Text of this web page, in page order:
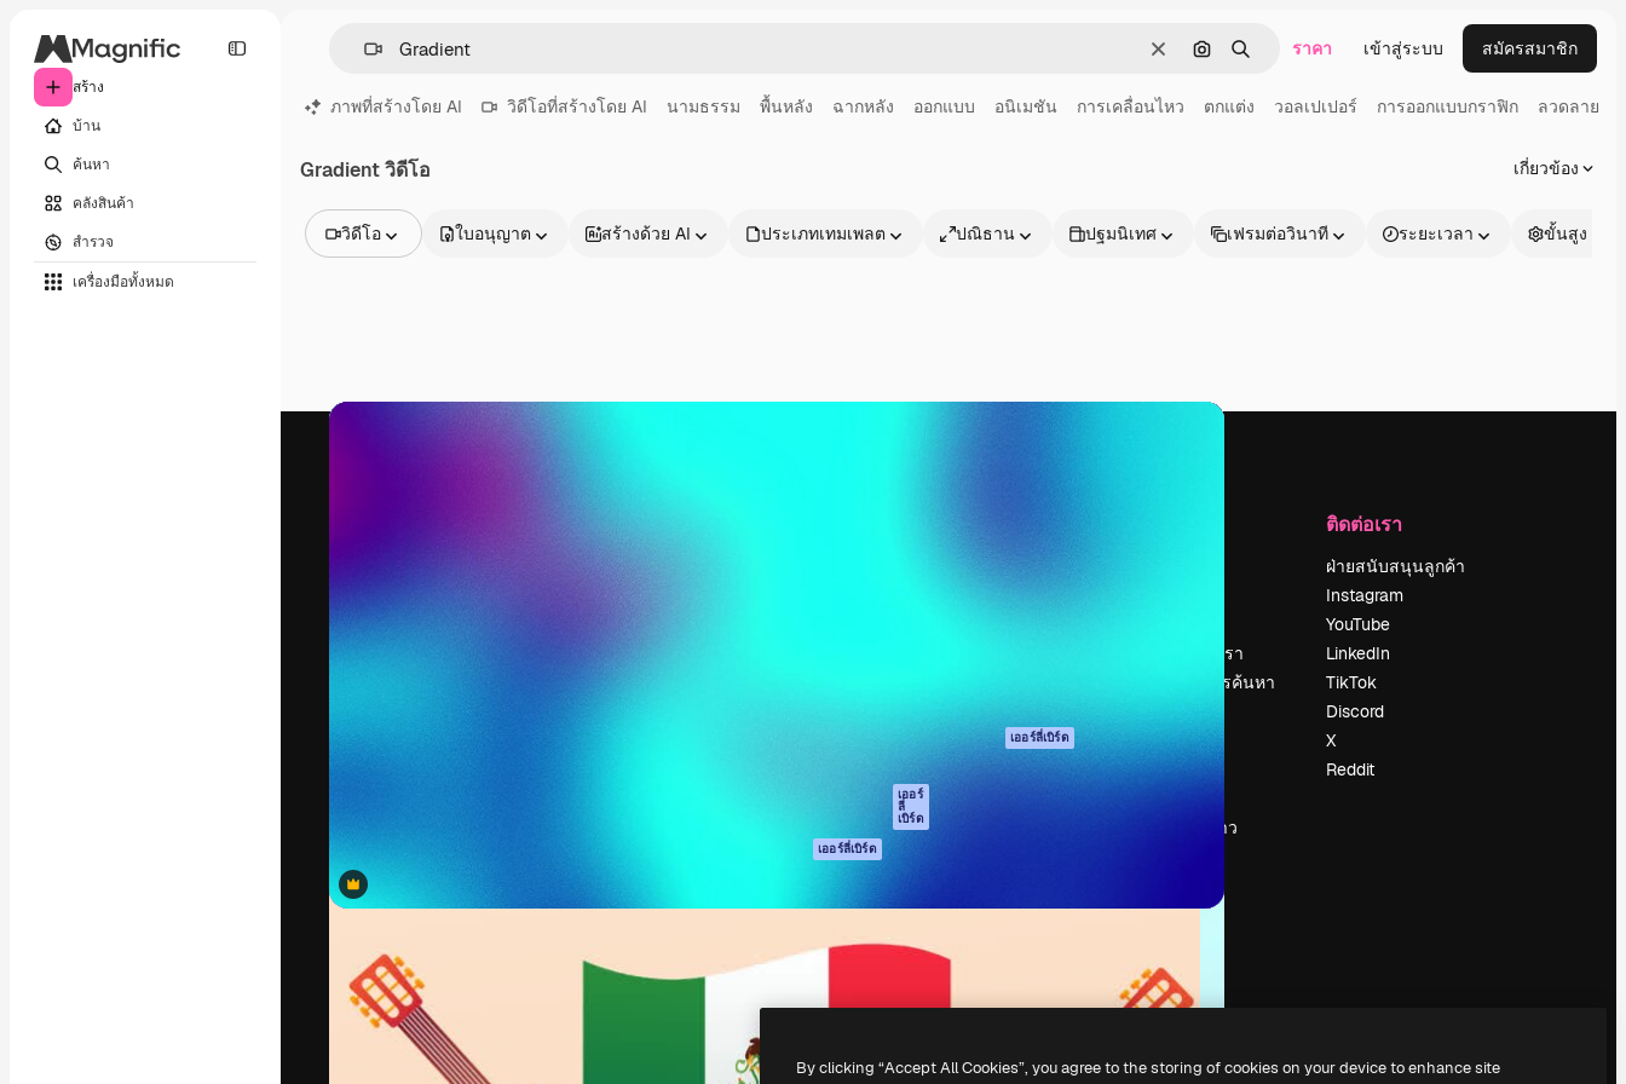
สร้าง
บ้าน
ค้นหา
คลังสินค้า
สำรวจ
เครื่องมือทั้งหมด
ชัดเจนค้นหาตามรูปภาพ
ค้นหา ราคา เข้าสู่ระบบ สมัครสมาชิก
ภาพที่สร้างโดย AI วิดีโอที่สร้างโดย AI นามธรรม พื้นหลัง ฉากหลัง ออกแบบ อนิเมชัน การเคลื่อนไหว ตกแต่ง วอลเปเปอร์ การออกแบบกราฟิก ลวดลาย
Gradient วิดีโอ เกี่ยวข้อง
วิดีโอ
วิดีโอ
ใบอนุญาต สร้างด้วย AI ประเภทเทมเพลต ปณิธาน ปฐมนิเทศ เฟรมต่อวินาที ระยะเวลา ขั้นสูง
Premium
Premium
Premium
Premium
Premium
Premium
Premium
Premium
Premium
Premium
Premium
Premium
Premium
Premium
Premium
Premium
Premium
Premium
Premium
Premium
Premium
Premium
Premium
Premium
Premium
Premium
Premium
Premium
Premium
Premium
Premium
Premium
Premium
Premium
Premium
Premium
Premium
Premium
Premium
Premium
Premium
Premium
Premium
Premium
Premium
Premium
Premium
Premium
Premium
Premium
Premium
Premium
Premium
Premium
Premium
Premium
Premium
Premium
Premium
Premium
แพลตฟอร์มสร้างสรรค์เพื่อผลักดันผลงานที่ดี
ที่สุดของคุณ ผู้ใช้งานกว่า 1 ล้านราย
ครอบคลุมทั้งครีเอทีฟ, บริษัท, เอเจนซี และสตูดิ
เออร์
ลี่
เบิร์ด
เออร์ลี่เบิร์ด
แอปมือถือ
ทั้งหมด
Academy
ต้นฉบับ เออร์ลี่เบิร์ด
นโยบายคุกกี้
ร่วมงานกับเรา
แนวโน้มการค้นหา
กิจกรรม
Slidesgo
ห้องแถลงข่าว
ติดต่อเรา
ฝ่ายสนับสนุนลูกค้า
Instagram
YouTube
LinkedIn
TikTok
Discord
X
Reddit
Copyright © 2010- สงวนลิขสิทธิ์
By clicking “Accept All Cookies”, you agree to the storing of cookies on your device to enhance site